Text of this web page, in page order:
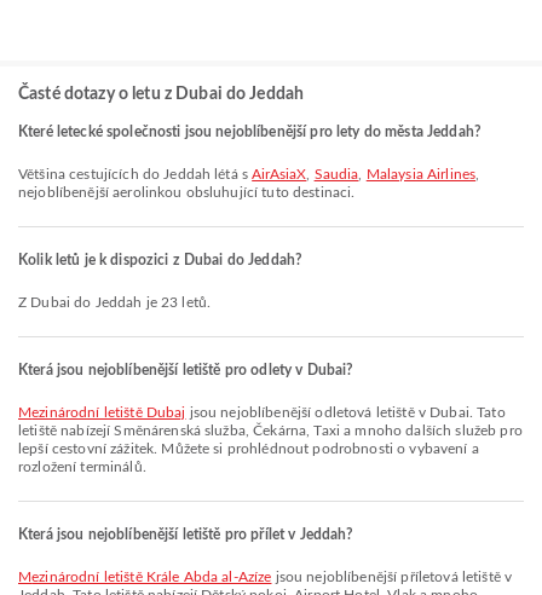
Časté dotazy o letu z Dubai do Jeddah
Které letecké společnosti jsou nejoblíbenější pro lety do města Jeddah?
Většina cestujících do Jeddah létá sAirAsiaX Saudia Malaysia Airlines
nejoblíbenější aerolinkou obsluhující tuto destinaci.
Kolik letů je k dispozici z Dubai do Jeddah?
Z Dubai do Jeddah je 23 letů.
Která jsou nejoblíbenější letiště pro odlety v Dubai?
Mezinárodní letiště Dubaj jsou nejoblíbenější odletová letiště v Dubai. Tato
letiště nabízejí Směnárenská služba, Čekárna, Taxi a mnoho dalších služeb pro
lepší cestovní zážitek. Můžete si prohlédnout podrobnosti o vybavení a
rozložení terminálů.
Která jsou nejoblíbenější letiště pro přílet v Jeddah?
Mezinárodní letiště Krále Abda al-Azíze jsou nejoblíbenější příletová letiště v